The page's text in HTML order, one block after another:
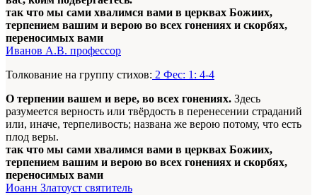
так что мы сами хвалимся вами в церквах Божиих,
терпением вашим и верою во всех гонениях и скорбях,
переносимых вами
Иванов А.В. профессор
Толкование на группу стихов: 2 Фес: 1: 4-4
О терпении вашем и вере, во всех гонениях. Здесь
разумеется верность или твёрдость в перенесении страданий
или, иначе, терпеливость; названа же верою потому, что есть
плод веры.
так что мы сами хвалимся вами в церквах Божиих,
терпением вашим и верою во всех гонениях и скорбях,
переносимых вами
Иоанн Златоуст святитель